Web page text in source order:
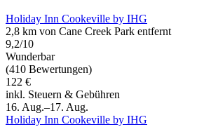
Holiday Inn Cookeville by IHG
2,8 km von Cane Creek Park entfernt
9,2/10
Wunderbar
(410 Bewertungen)
122 €
inkl. Steuern & Gebühren
16. Aug.–17. Aug.
Holiday Inn Cookeville by IHG